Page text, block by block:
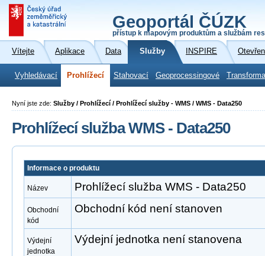
Geoportál ČÚZK
přístup k mapovým produktům a službám
Vítejte Aplikace Data Služby INSPIRE
Vyhledávací Prohlížecí Stahovací Geoprocessingové
Nyní jste zde: Služby / Prohlížecí / Prohlížecí služby - WMS / WMS - Data250
Prohlížecí služba WMS - Data250
Informace o produktu
Název Prohlížecí služba WMS - Data250
Obchodní
kód
Obchodní kód není stanoven
Výdejní
jednotka
Výdejní jednotka není stanovena